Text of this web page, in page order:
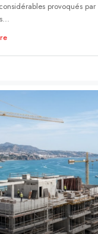
provoqués par